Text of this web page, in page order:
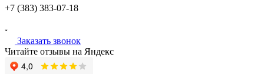
+7 (383) 383-07-18
Заказать звонок
Читайте отзывы на Яндекс